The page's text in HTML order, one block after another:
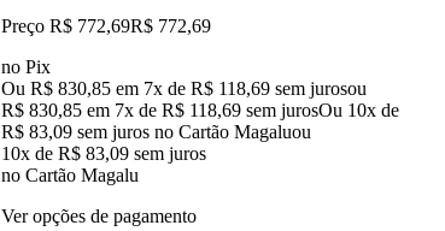
Preço R$ 772,69R$ 772,69
no Pix
Ou R$ 830,85 em 7x de R$ 118,69 sem jurosou
R$ 830,85 em 7x de R$ 118,69 sem jurosOu 10x de
R$ 83,09 sem juros no Cartão Magaluou
10x de R$ 83,09 sem juros
no Cartão Magalu
Ver opções de pagamento